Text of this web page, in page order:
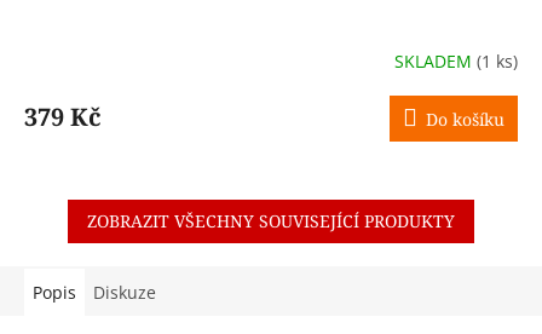
SKLADEM (1 ks)
379 Kč Do košíku
ZOBRAZIT VŠECHNY SOUVISEJÍCÍ PRODUKTY
Popis Diskuze